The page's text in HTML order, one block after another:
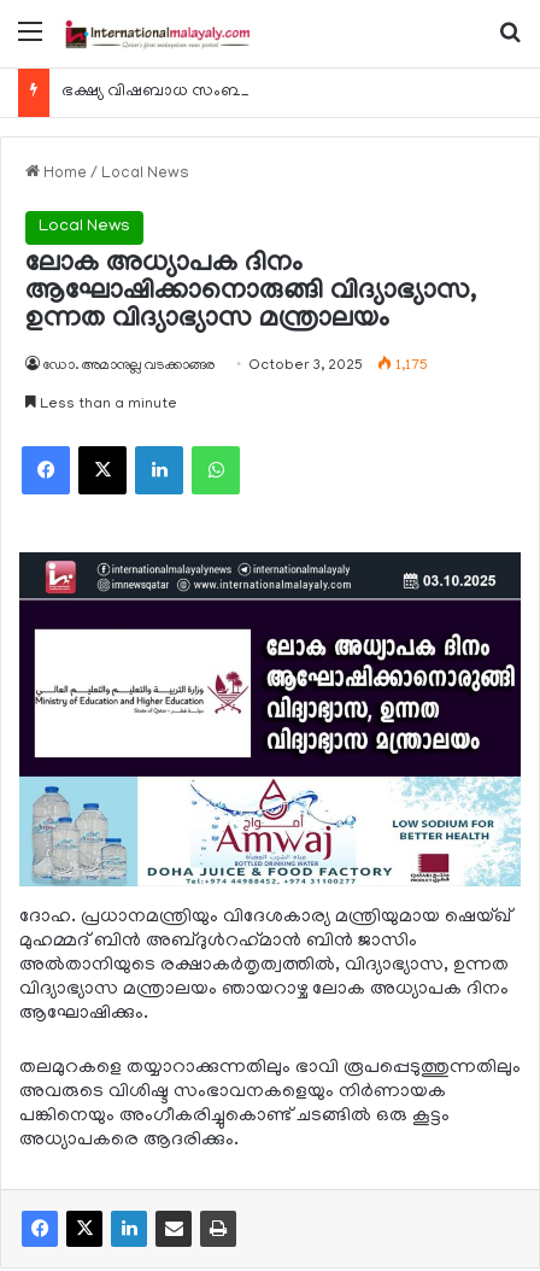
Menu
Home / Local News
Local News
ലോക അധ്യാപക ദിനം
ആഘോഷിക്കാനൊരുങ്ങി വിദ്യാഭ്യാസ,
ഉന്നത വിദ്യാഭ്യാസ മന്ത്രാലയം
ഡോ. അമാനുല്ല വടക്കാങ്ങര October 3, 2025 1,175
Less than a minute
Facebook
X LinkedInWhatsApp
ദോഹ. പ്രധാനമന്ത്രിയും വിദേശകാര്യ മന്ത്രിയുമായ ഷെയ്ഖ്
മുഹമ്മദ് ബിന്‍ അബ്ദുള്‍റഹ്‌മാന്‍ ബിന്‍ ജാസിം
അല്‍താനിയുടെ രക്ഷാകര്‍തൃത്വത്തില്‍, വിദ്യാഭ്യാസ, ഉന്നത
വിദ്യാഭ്യാസ മന്ത്രാലയം ഞായറാഴ്ച ലോക അധ്യാപക ദിനം
ആഘോഷിക്കും.
തലമുറകളെ തയ്യാറാക്കുന്നതിലും ഭാവി രൂപപ്പെടുത്തുന്നതിലും
അവരുടെ വിശിഷ്ട സംഭാവനകളെയും നിര്‍ണായക
പങ്കിനെയും അംഗീകരിച്ചുകൊണ്ട് ചടങ്ങില്‍ ഒരു കൂട്ടം
അധ്യാപകരെ ആദരിക്കും.